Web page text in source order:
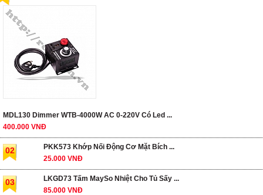
MDL130 Dimmer WTB-4000W AC 0-220V Có Led ...
400.000 VNĐ
02
PKK573 Khớp Nối Động Cơ Mặt Bích ...
25.000 VNĐ
03
LKGD73 Tấm MaySo Nhiệt Cho Tủ Sấy ...
85.000 VNĐ